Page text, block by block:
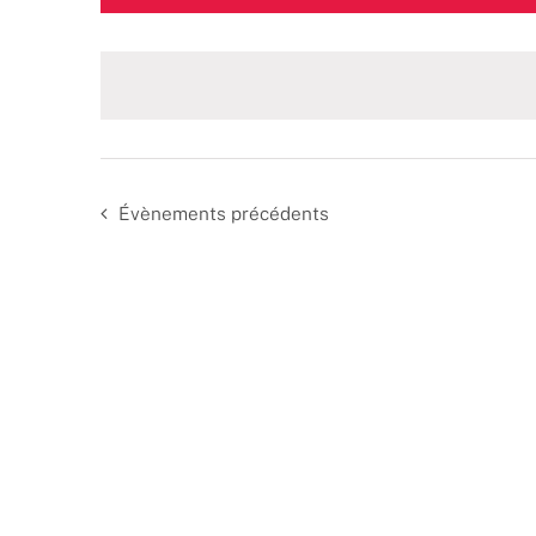
une
Évènements précédents